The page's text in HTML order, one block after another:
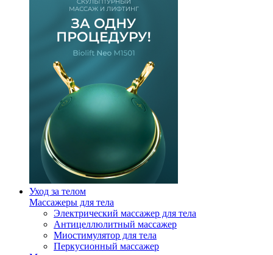
Уход за телом
Массажеры для тела
Электрический массажер для тела
Антицеллюлитный массажер
Миостимулятор для тела
Перкусионный массажер